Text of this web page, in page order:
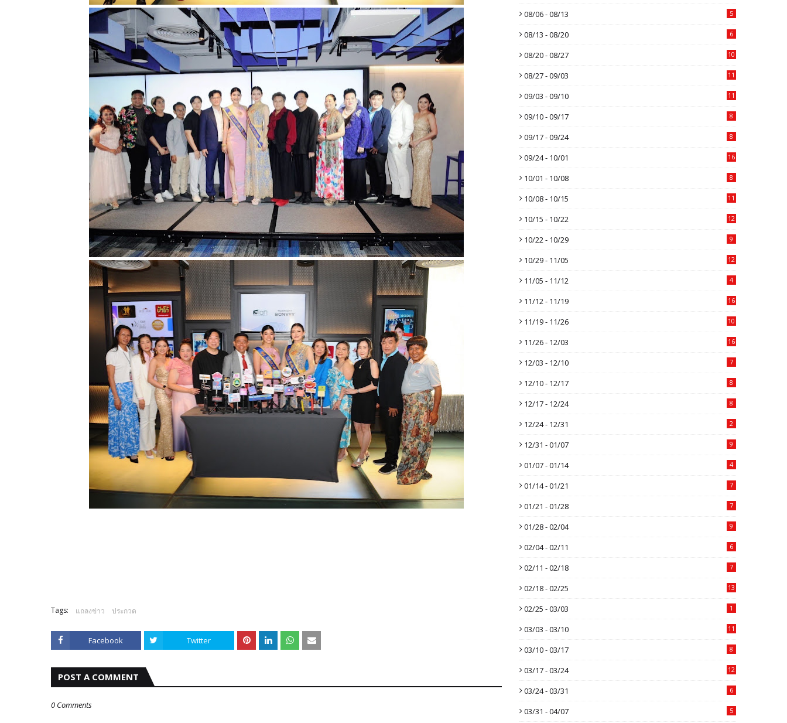
Tags: แถลงข่าว ประกวด
Facebook Twitter
POST A COMMENT
0 Comments
08/06 - 08/13 5
08/13 - 08/20 6
08/20 - 08/27 10
08/27 - 09/03 11
09/03 - 09/10 11
09/10 - 09/17 8
09/17 - 09/24 8
09/24 - 10/01 16
10/01 - 10/08 8
10/08 - 10/15 11
10/15 - 10/22 12
10/22 - 10/29 9
10/29 - 11/05 12
11/05 - 11/12 4
11/12 - 11/19 16
11/19 - 11/26 10
11/26 - 12/03 16
12/03 - 12/10 7
12/10 - 12/17 8
12/17 - 12/24 8
12/24 - 12/31 2
12/31 - 01/07 9
01/07 - 01/14 4
01/14 - 01/21 7
01/21 - 01/28 7
01/28 - 02/04 9
02/04 - 02/11 6
02/11 - 02/18 7
02/18 - 02/25 13
02/25 - 03/03 1
03/03 - 03/10 11
03/10 - 03/17 8
03/17 - 03/24 12
03/24 - 03/31 6
03/31 - 04/07 5